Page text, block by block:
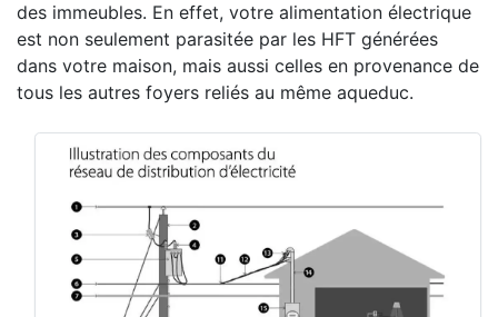
des immeubles. En effet, votre alimentation électrique
est non seulement parasitée par les HFT générées
dans votre maison, mais aussi celles en provenance de
tous les autres foyers reliés au même aqueduc.